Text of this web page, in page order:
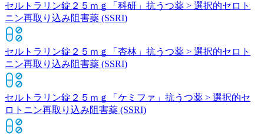
セルトラリン錠２５ｍｇ「科研」 抗うつ薬 > 選択的セロト
ニン再取り込み阻害薬 (SSRI)
セルトラリン錠２５ｍｇ「杏林」 抗うつ薬 > 選択的セロト
ニン再取り込み阻害薬 (SSRI)
セルトラリン錠２５ｍｇ「ケミファ」 抗うつ薬 > 選択的セ
ロトニン再取り込み阻害薬 (SSRI)